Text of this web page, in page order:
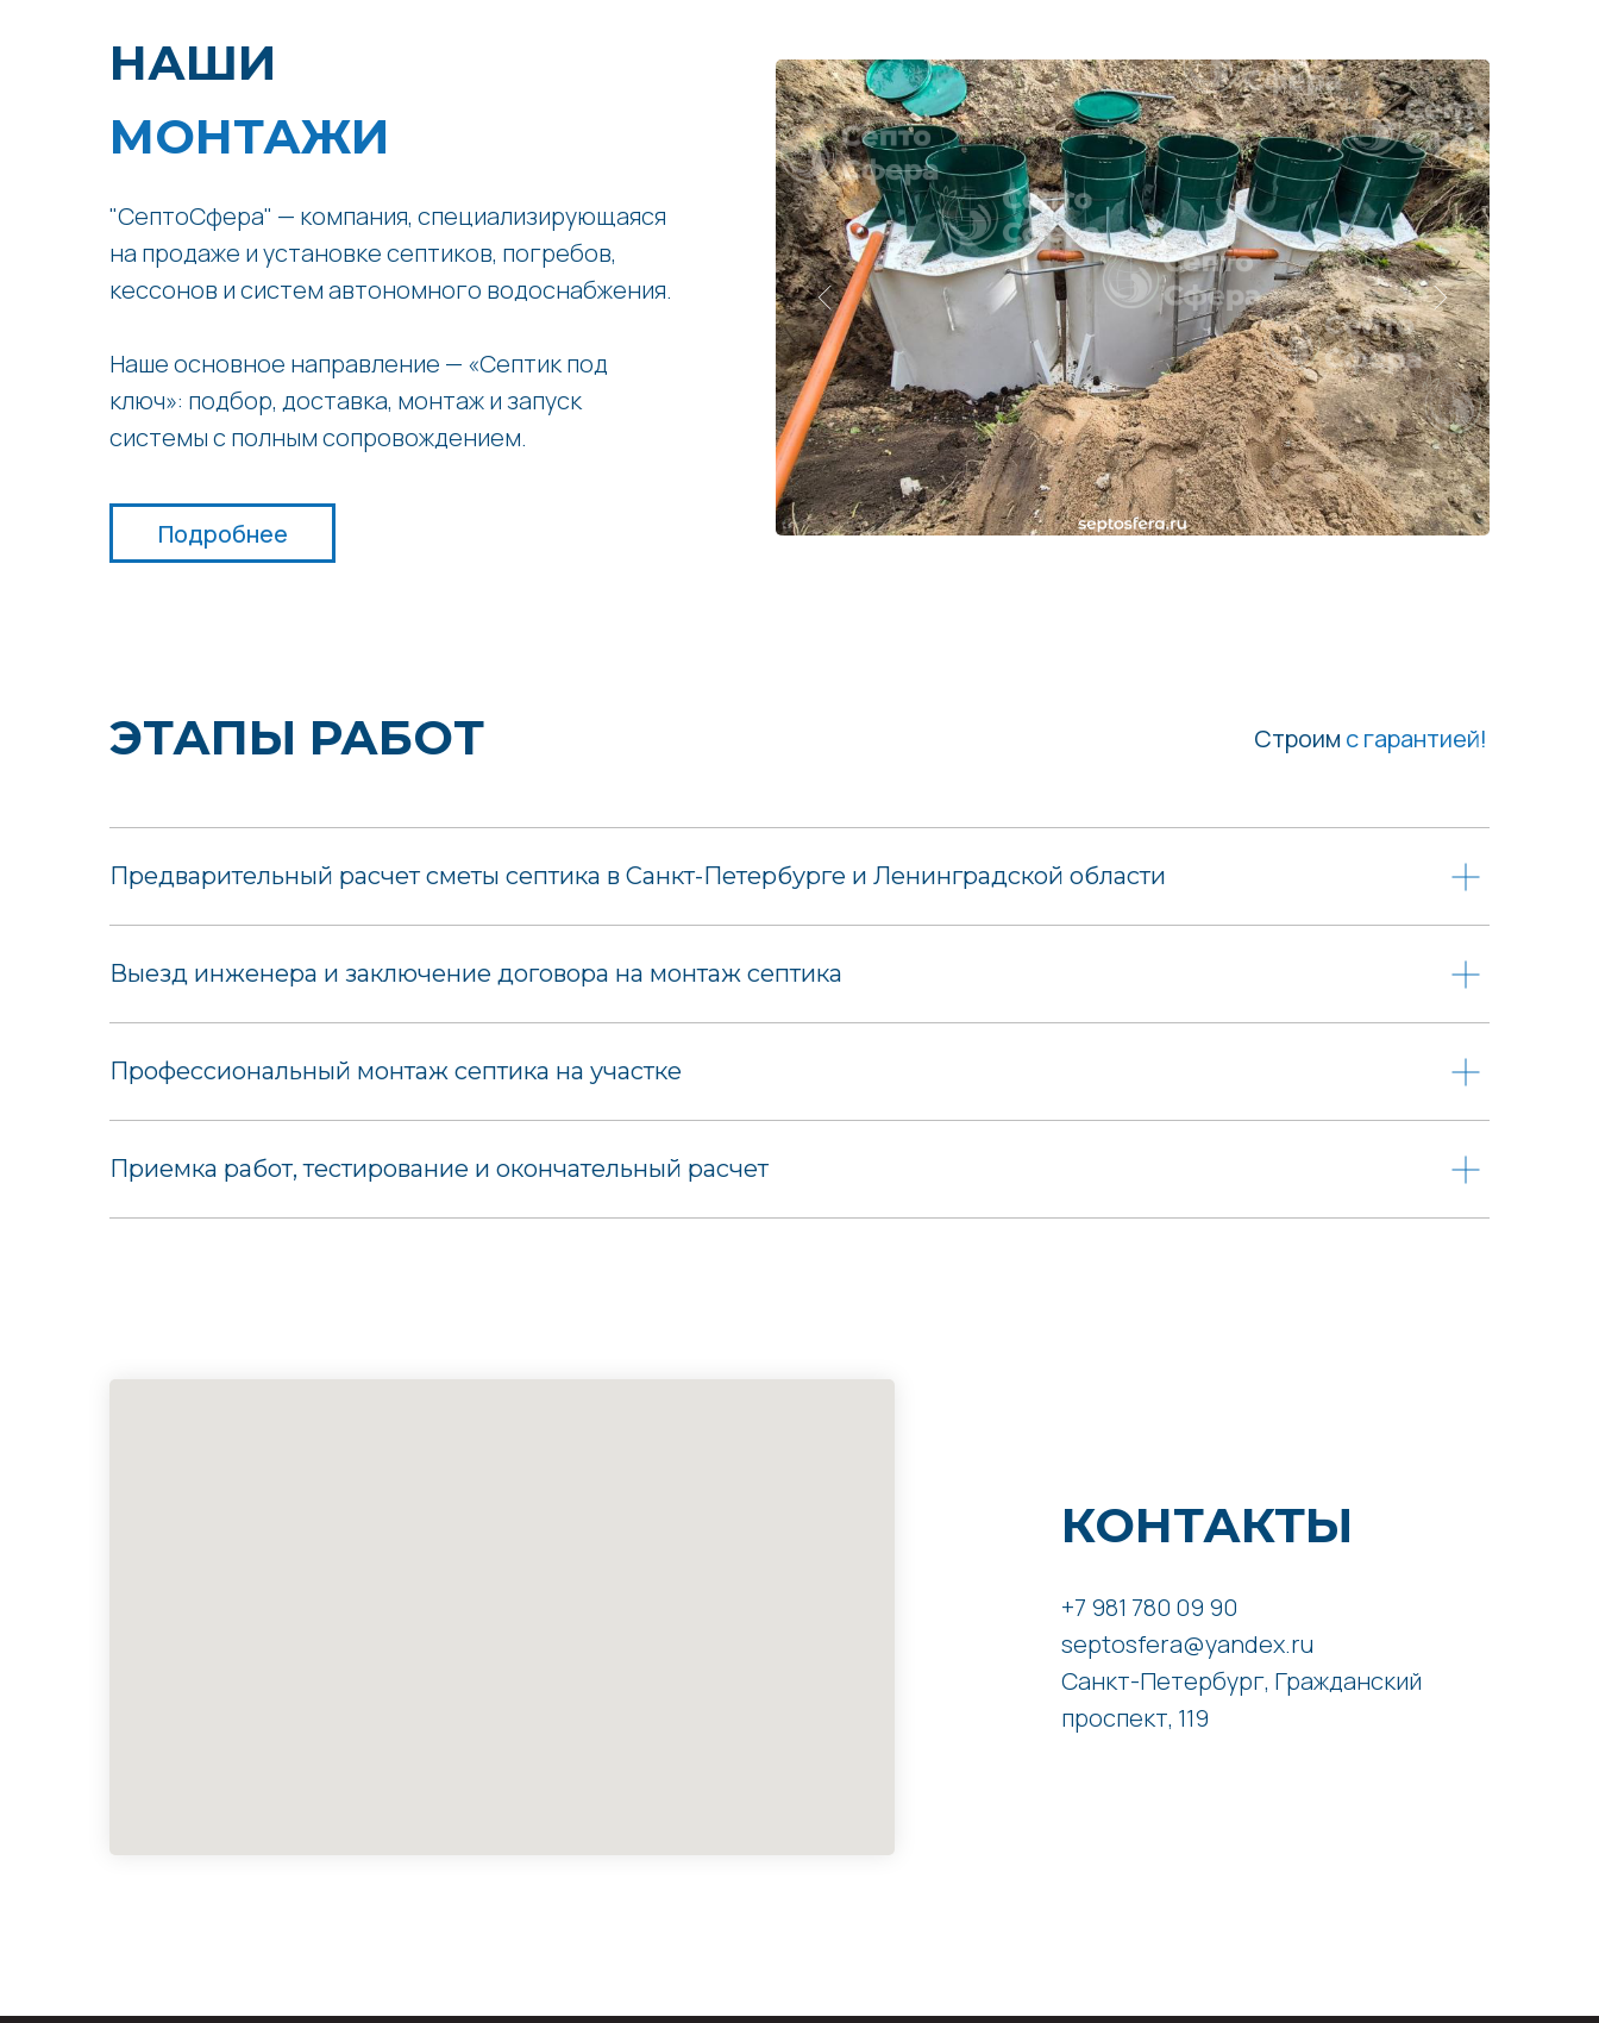
НАШИ
МОНТАЖИ
"СептоСфера" — компания, специализирующаяся
на продаже и установке септиков, погребов,
кессонов и систем автономного водоснабжения.
Наше основное направление — «Септик под
ключ»: подбор, доставка, монтаж и запуск
системы с полным сопровождением.
Подробнее
ЭТАПЫ РАБОТ Строим с гарантией!
Предварительный расчет сметы септика в Санкт-Петербурге и Ленинградской области
Выезд инженера и заключение договора на монтаж септика
Профессиональный монтаж септика на участке
Приемка работ, тестирование и окончательный расчет
КОНТАКТЫ
+7 981 780 09 90
septosfera@yandex.ru
Санкт-Петербург, Гражданский
проспект, 119